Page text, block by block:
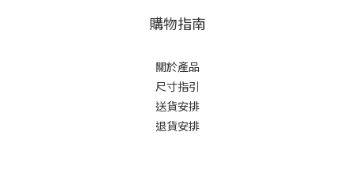
購物指南
關於產品
尺寸指引
送貨安排
退貨安排